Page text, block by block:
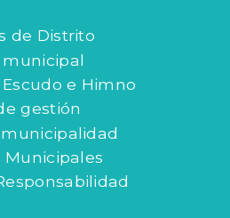
de Distrito
municipal
e Himno
gestión
Municipales